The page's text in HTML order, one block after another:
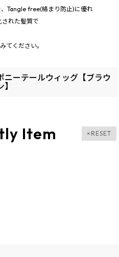
ニーテールウィッグ【ブラウ
】
Tangle free(絡まり防止)に優れ
れた髪質で
てください。
Item ×RESET